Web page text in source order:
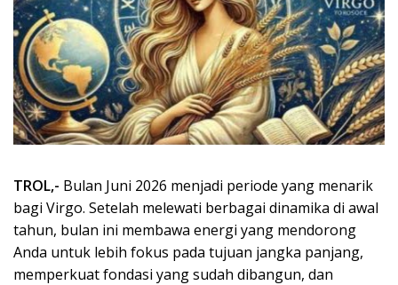
TROL,- Bulan Juni 2026 menjadi periode yang menarik
bagi Virgo. Setelah melewati berbagai dinamika di awal
tahun, bulan ini membawa energi yang mendorong
Anda untuk lebih fokus pada tujuan jangka panjang,
memperkuat fondasi yang sudah dibangun, dan